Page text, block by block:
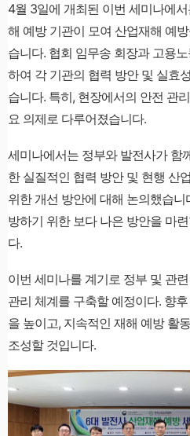
4월 3일에 개최된 이번 세미나에
해 예방 기관이 모여 산업재해 예
습니다. 협회 임무송 회장과 고용
하여 각 기관의 협력 방안 및 실효
습니다. 특히, 현장에서의 안전 관
요 의제로 다루어졌습니다.
세미나에서는 정부와 발전사가 함
한 실질적인 협력 방안 및 현행 산
위한 개선 방안에 대해 논의했습
방하기 위한 보다 나은 방안을 마
다.
이번 세미나를 계기로 정부 및 관
관리 체계를 구축할 예정이다. 향
을 높이고, 지속적인 재해 예방 활
조성할 것입니다.